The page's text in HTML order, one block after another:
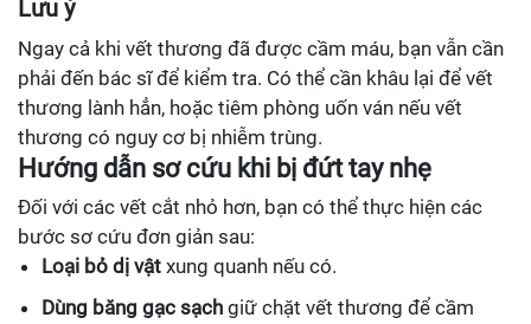
Lưu ý
Ngay cả khi vết thương đã được cầm máu, bạn vẫn cần
phải đến bác sĩ để kiểm tra. Có thể cần khâu lại để vết
thương lành hẳn, hoặc tiêm phòng uốn ván nếu vết
thương có nguy cơ bị nhiễm trùng.
Hướng dẫn sơ cứu khi bị đứt tay nhẹ
Đối với các vết cắt nhỏ hơn, bạn có thể thực hiện các
bước sơ cứu đơn giản sau:
Loại bỏ dị vật xung quanh nếu có.
Dùng băng gạc sạch giữ chặt vết thương để cầm